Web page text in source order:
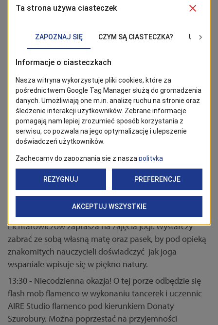
narzędzi, sprzętu ogrodniczego, nawozów oraz
elementów małej architektury, ceramiki i rękodzieła.
Pojawią się jak zwykle miody z najlepszych pasiek.
„Pamiętajcie o ogrodach” to jednocześnie kiermasz
jadła regionalnego, czyli „Wałówka z przysmakami”.
W ulicy Szczerbcowej swoje stoiska będą mieli m.in.
producenci wędlin, serów, pieczywa, piwa z
Wydarzenia towarzyszące: niedziela 19 maja -
taras Wałów Chrobrego pod pomnikiem Centaura
Lichtarowiczów zaprasza na zajęcia jogi. Wystarczy
zabrać ze sobą własną matę oraz pasek, by pod opieką
znakomitych nauczycieli doświadczyć jak joga
wspaniale wpisuje się w piękno natury.
13:30 - Niecodzienna okazja! O tej porze odbędzie się
flash mob flamenco w wykonaniu tancerek i uczennic
AIRE Studio flamenco pod kierunkiem Donaty
Szurobury. Można poprzestać na przyjemności